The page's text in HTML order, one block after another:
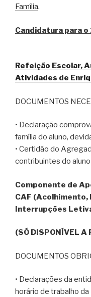
Família.
Candidatura para o
Refeição Escolar,
Atividades de
DOCUMENTOS
• Declaração
família do aluno,
• Certidão do
contribuintes do
Componente de
CAF
Interrupções
(SÓ DISPONÍVEL A
DOCUMENTOS
• Declarações da
horário de trabalho